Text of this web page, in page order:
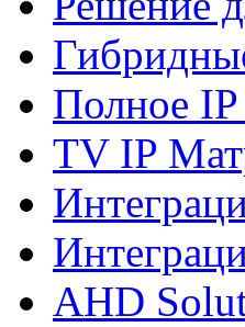
Полное
TV IP
AHD